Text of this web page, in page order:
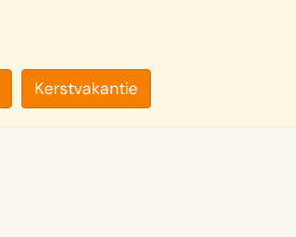
Kerstvakantie